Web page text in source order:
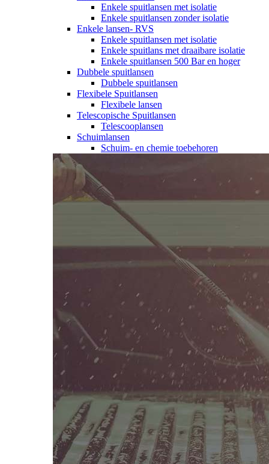
Enkele spuitlansen met isolatie
Enkele spuitlansen zonder isolatie
Enkele lansen- RVS
Enkele spuitlansen met isolatie
Enkele spuitlans met draaibare isolatie
Enkele spuitlansen 500 Bar en hoger
Dubbele spuitlansen
Dubbele spuitlansen
Flexibele Spuitlansen
Flexibele lansen
Telescopische Spuitlansen
Telescooplansen
Schuimlansen
Schuim- en chemie toebehoren